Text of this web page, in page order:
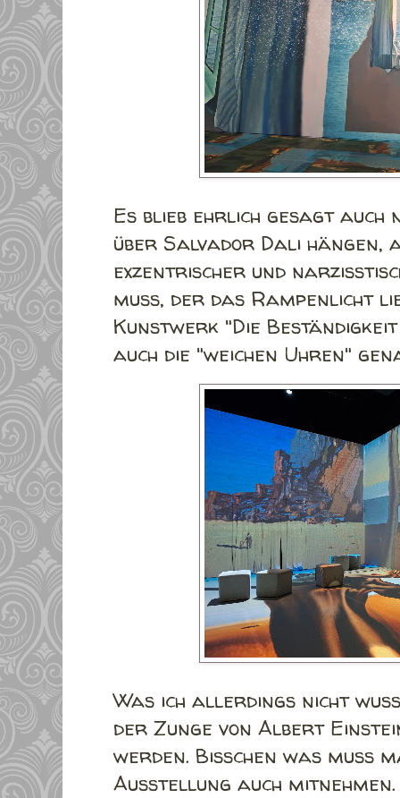
Es blieb ehrlich gesagt auch
über Salvador Dali hängen,
exzentrischer und
muss, der das Rampenlicht
Kunstwerk "Die
auch die "weichen Uhren"
Was ich allerdings nicht
der Zunge von Albert
werden. Bisschen was muss
Ausstellung auch